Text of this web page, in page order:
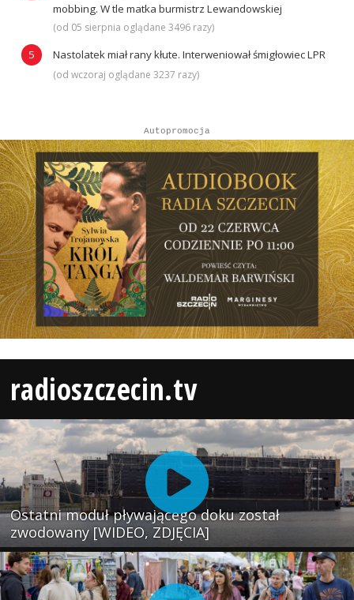
mobbing. W tle matka burmistrz Lewandowskiej
(od 05 sierpnia oglądane 3496 razy)
Nastolatek miał rany kłute. Interweniował śmigłowiec LPR
(od wczoraj oglądane 3237 razy)
Autopromocja
radioszczecin.tv
Ostatni moduł pływającego doku został
zwodowany [WIDEO, ZDJĘCIA]